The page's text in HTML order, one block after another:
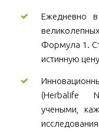
Ежедневно
Формула 1.
истинную
(Herbalife
учеными,